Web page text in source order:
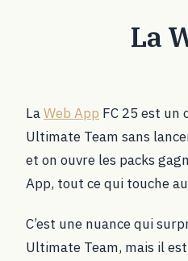
La
LaWeb App FC 25 est un
Ultimate Team sans
et on ouvre les packs
App, tout ce qui touche
C’est une nuance qui
Ultimate Team, mais il